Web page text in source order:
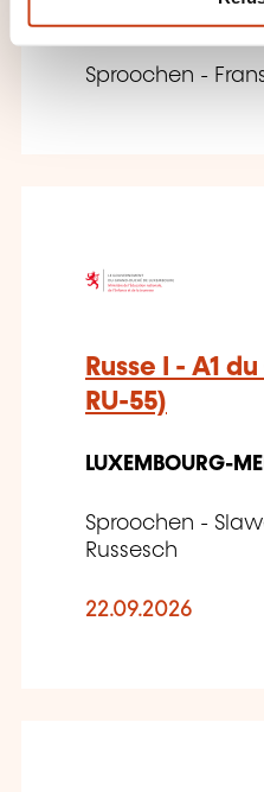
Sproochen -
Russe I - A1
RU-55)
LUXEMBOURG-
Sproochen -
Russesch
22.09.2026